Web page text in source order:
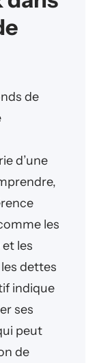
de
d’une
les
les
dettes
indique
ses
peut
de